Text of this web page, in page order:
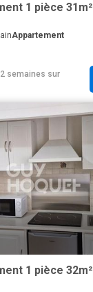
1 pièce 31m²
Appartement
semaines sur
1 pièce 32m²